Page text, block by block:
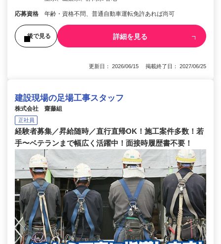
応募資格 年齢・資格不問、普通自動車運転免許あれば尚可
後で見る 詳細を見る
更新日： 2026/06/15 掲載終了日： 2027/06/25
建設現場の足場工事スタッフ
株式会社 齋藤組
正社員
経験者募集／昇給随時／直行直帰OK！施工案件多数！若
手〜ベテランまで幅広く活躍中！面接時履歴書不要！